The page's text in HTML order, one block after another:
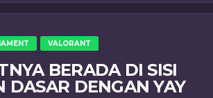
VALORANT
BERADA DI SISI
DASAR DENGAN YAY